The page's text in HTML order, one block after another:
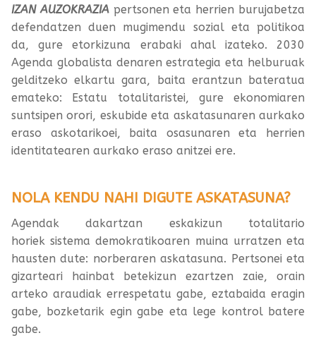
IZAN AUZOKRAZIApertsonen eta herrien burujabetza
defendatzen duen mugimendu sozial eta politikoa
da, gure etorkizuna erabaki ahal izateko. 2030
Agenda globalista denaren estrategia eta helburuak
gelditzeko elkartu gara, baita erantzun bateratua
emateko: Estatu totalitaristei, gure ekonomiaren
suntsipen orori, eskubide eta askatasunaren aurkako
eraso askotarikoei, baita osasunaren eta herrien
identitatearen aurkako eraso anitzei ere.
NOLA KENDU NAHI DIGUTE ASKATASUNA?
Agendak dakartzan eskakizun totalitario
horiek sistema demokratikoaren muina urratzen eta
hausten dute: norberaren askatasuna. Pertsonei eta
gizarteari hainbat betekizun ezartzen zaie, orain
arteko araudiak errespetatu gabe, eztabaida eragin
gabe, bozketarik egin gabe eta lege kontrol batere
gabe.